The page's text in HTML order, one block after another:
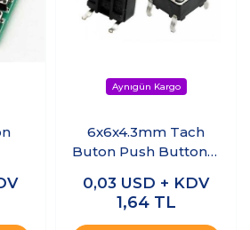
6x6x4.3mm Tach
Buton Push Button 4
0,03 USD + KDV
1,64 TL